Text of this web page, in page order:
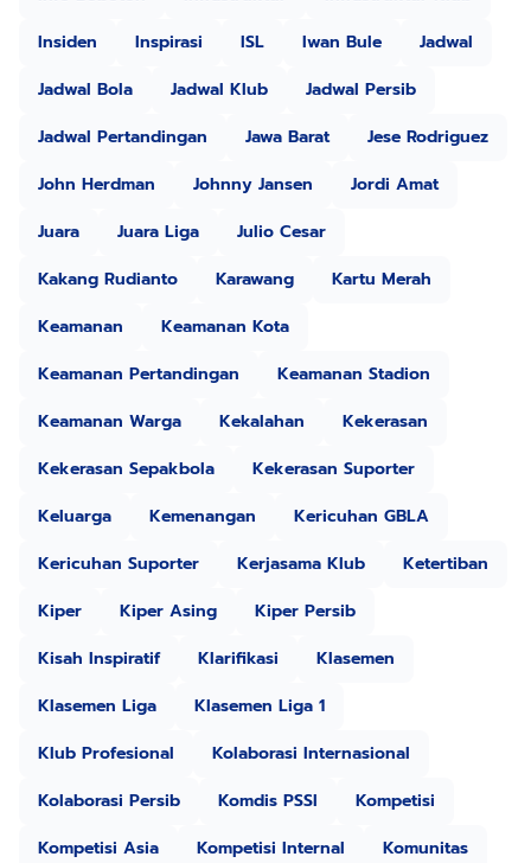
Insiden
Inspirasi ISL Iwan Bule
Jadwal
Jadwal Bola
Jadwal Klub
Jadwal Persib
Jadwal Pertandingan
Jawa Barat
Jese Rodriguez
John Herdman
Johnny Jansen
Jordi Amat
Juara
Juara Liga
Julio Cesar
Kakang Rudianto
Karawang
Kartu Merah
Keamanan
Keamanan Kota
Keamanan Pertandingan
Keamanan Stadion
Keamanan Warga
Kekalahan
Kekerasan
Kekerasan Sepakbola
Kekerasan Suporter
Keluarga
Kemenangan
Kericuhan GBLA
Kericuhan Suporter
Kerjasama Klub
Ketertiban
Kiper
Kiper Asing
Kiper Persib
Kisah Inspiratif
Klarifikasi
Klasemen
Klasemen Liga
Klasemen Liga 1
Klub Profesional
Kolaborasi Internasional
Kolaborasi Persib
Komdis PSSI
Kompetisi
Kompetisi Asia
Kompetisi Internal
Komunitas